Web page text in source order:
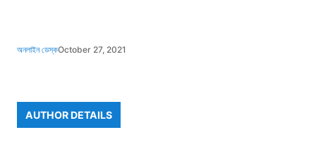
অনলাইন ডেস্কOctober 27, 2021
AUTHOR DETAILS